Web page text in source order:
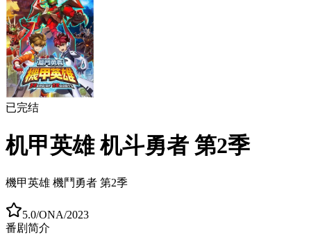
已完结
机甲英雄 机斗勇者 第2季
機甲英雄 機鬥勇者 第2季
5.0/ONA/2023
番剧简介